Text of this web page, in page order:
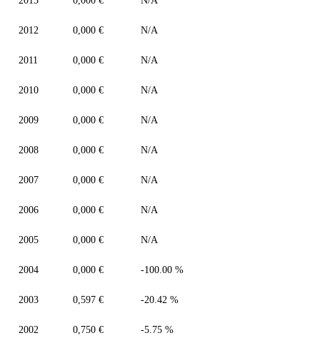
2012 0,000 € N/A
2011 0,000 € N/A
2010 0,000 € N/A
2009 0,000 € N/A
2008 0,000 € N/A
2007 0,000 € N/A
2006 0,000 € N/A
2005 0,000 € N/A
2004 0,000 € -100.00 %
2003 0,597 € -20.42 %
2002 0,750 € -5.75 %